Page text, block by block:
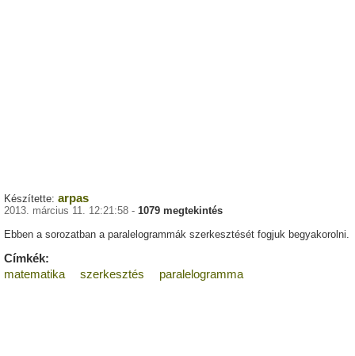
Készítette: arpas
2013. március 11. 12:21:58 - 1079 megtekintés
Ebben a sorozatban a paralelogrammák szerkesztését fogjuk begyakorolni.
Címkék:
matematika
szerkesztés paralelogramma